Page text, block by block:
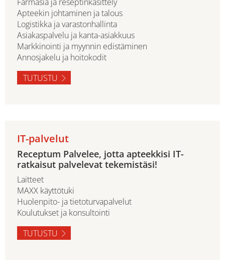
Apteekin johtaminen ja talous
Logistikka ja varastonhallinta
Asiakaspalvelu ja kanta-asiakkuus
Markkinointi ja myynnin edistäminen
Annosjakelu ja hoitokodit
TUTUSTU
IT-palvelut
Receptum Palvelee, jotta apteekkisi IT-
ratkaisut palvelevat tekemistäsi!
Laitteet
MAXX käyttötuki
Huolenpito- ja tietoturvapalvelut
Koulutukset ja konsultointi
TUTUSTU